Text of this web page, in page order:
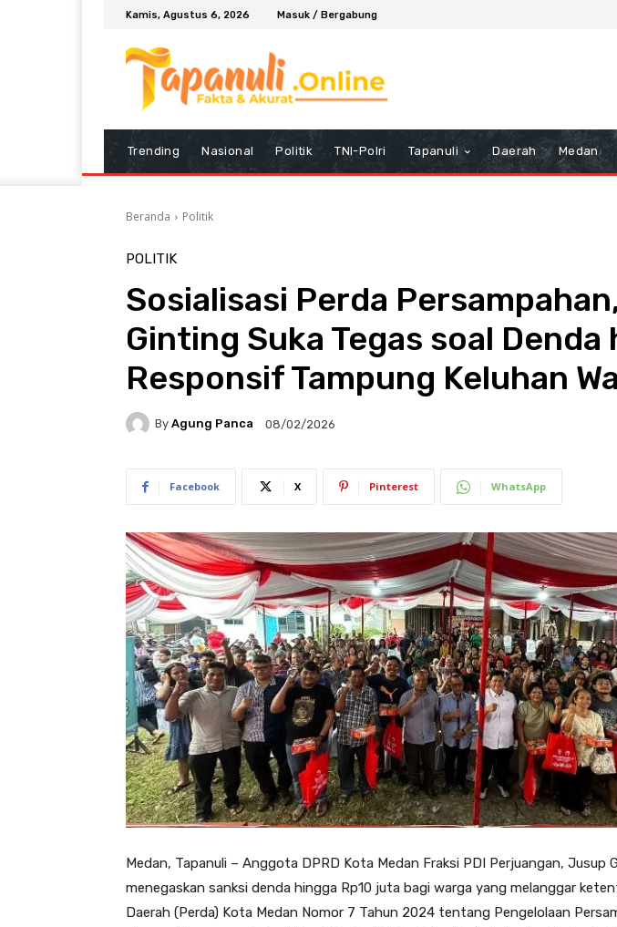
Kamis, Agustus 6, 2026 Masuk / Bergabung
Trending Nasional Politik TNI-Polri Tapanuli Daerah Medan
Beranda Politik
POLITIK
Sosialisasi Perda
Ginting Suka Tegas soal Denda
Responsif Tampung Keluhan
By Agung Panca 08/02/2026
Facebook X Pinterest WhatsApp
Medan, Tapanuli – Anggota DPRD Kota Medan Fraksi PDI Perjuangan, Jusup
menegaskan sanksi denda hingga Rp10 juta bagi warga yang melanggar
Daerah (Perda) Kota Medan Nomor 7 Tahun 2024 tentang Pengelolaan